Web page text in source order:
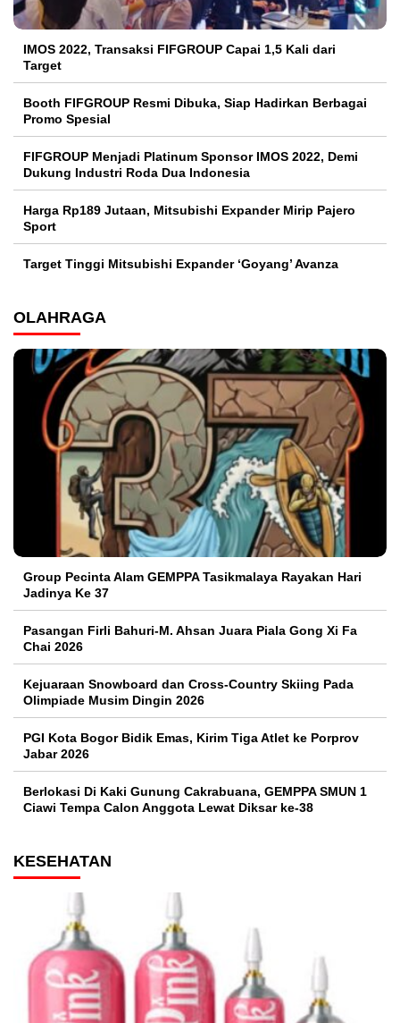
IMOS 2022, Transaksi FIFGROUP Capai 1,5 Kali dari
Target
Booth FIFGROUP Resmi Dibuka, Siap Hadirkan Berbagai
Promo Spesial
FIFGROUP Menjadi Platinum Sponsor IMOS 2022, Demi
Dukung Industri Roda Dua Indonesia
Harga Rp189 Jutaan, Mitsubishi Expander Mirip Pajero
Sport
Target Tinggi Mitsubishi Expander ‘Goyang’ Avanza
OLAHRAGA
Group Pecinta Alam GEMPPA Tasikmalaya Rayakan Hari
Jadinya Ke 37
Pasangan Firli Bahuri-M. Ahsan Juara Piala Gong Xi Fa
Chai 2026
Kejuaraan Snowboard dan Cross-Country Skiing Pada
Olimpiade Musim Dingin 2026
PGI Kota Bogor Bidik Emas, Kirim Tiga Atlet ke Porprov
Jabar 2026
Berlokasi Di Kaki Gunung Cakrabuana, GEMPPA SMUN 1
Ciawi Tempa Calon Anggota Lewat Diksar ke-38
KESEHATAN